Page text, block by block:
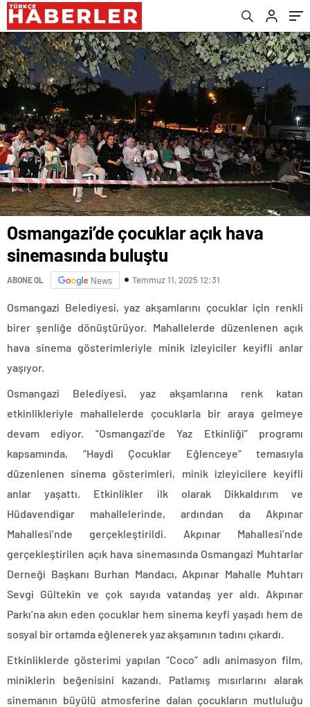
Osmangazi’de çocuklar açık hava
sinemasında buluştu
ABONE OL News Temmuz 11, 2025 12:31
Osmangazi Belediyesi, yaz akşamlarını çocuklar için renkli
birer şenliğe dönüştürüyor. Mahallelerde düzenlenen açık
hava sinema gösterimleriyle minik izleyiciler keyifli anlar
yaşıyor.
Osmangazi Belediyesi, yaz akşamlarına renk katan
etkinlikleriyle mahallelerde çocuklarla bir araya gelmeye
devam ediyor. “Osmangazi’de Yaz Etkinliği” programı
kapsamında, “Haydi Çocuklar Eğlenceye” temasıyla
düzenlenen sinema gösterimleri, minik izleyicilere keyifli
anlar yaşattı. Etkinlikler ilk olarak Dikkaldırım ve
Hüdavendigar mahallelerinde, ardından da Akpınar
Mahallesi’nde gerçekleştirildi. Akpınar Mahallesi’nde
gerçekleştirilen açık hava sinemasında Osmangazi Muhtarlar
Derneği Başkanı Burhan Mandacı, Akpınar Mahalle Muhtarı
Sevgi Gültekin ve çok sayıda vatandaş yer aldı. Akpınar
Parkı’na akın eden çocuklar hem sinema keyfi yaşadı hem de
sosyal bir ortamda eğlenerek yaz akşamının tadını çıkardı.
Etkinliklerde gösterimi yapılan “Coco” adlı animasyon film,
miniklerin beğenisini kazandı. Patlamış mısırlarını alarak
sinemanın büyülü atmosferine dalan çocukların mutluluğu